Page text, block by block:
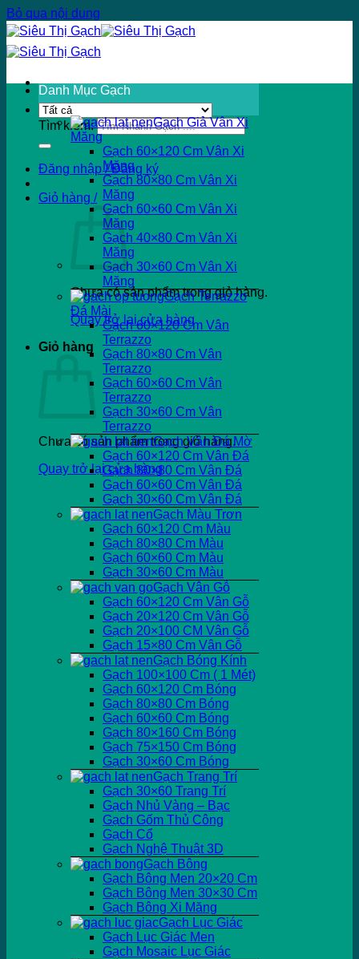
Bỏ qua nội dung
Tìm kiếm:
Đăng nhập / Đăng ký
Giỏ hàng /
Chưa có sản phẩm trong giỏ hàng.
Quay trở lại cửa hàng
Giỏ hàng
Chưa có sản phẩm trong giỏ hàng.
Quay trở lại cửa hàng
Danh Mục Gạch
Gạch Giả Vân Xi
Măng
Gạch 60×120 Cm Vân Xi
Măng
Gạch 80×80 Cm Vân Xi
Măng
Gạch 60×60 Cm Vân Xi
Măng
Gạch 40×80 Cm Vân Xi
Măng
Gạch 30×60 Cm Vân Xi
Măng
Gạch Terrazzo
Đá Mài
Gạch 60×120 Cm Vân
Terrazzo
Gạch 80×80 Cm Vân
Terrazzo
Gạch 60×60 Cm Vân
Terrazzo
Gạch 30×60 Cm Vân
Terrazzo
Gạch Vân Đá Mờ
Gạch 60×120 Cm Vân Đá
Gạch 80×80 Cm Vân Đá
Gạch 60×60 Cm Vân Đá
Gạch 30×60 Cm Vân Đá
Gạch Màu Trơn
Gạch 60×120 Cm Màu
Gạch 80×80 Cm Màu
Gạch 60×60 Cm Màu
Gạch 30×60 Cm Màu
Gạch Vân Gỗ
Gạch 60×120 Cm Vân Gỗ
Gạch 20×120 Cm Vân Gỗ
Gạch 20×100 CM Vân Gỗ
Gạch 15×80 Cm Vân Gỗ
Gạch Bóng Kính
Gạch 100×100 Cm ( 1 Mét)
Gạch 60×120 Cm Bóng
Gạch 80×80 Cm Bóng
Gạch 60×60 Cm Bóng
Gạch 80×160 Cm Bóng
Gạch 75×150 Cm Bóng
Gạch 30×60 Cm Bóng
Gạch Trang Trí
Gạch 30×60 Trang Trí
Gạch Nhủ Vàng – Bạc
Gạch Gốm Thủ Công
Gạch Cổ
Gạch Nghệ Thuật 3D
Gạch Bông
Gạch Bông Men 20×20 Cm
Gạch Bông Men 30×30 Cm
Gạch Bông Xi Măng
Gạch Lục Giác
Gạch Lục Giác Men
Gạch Mosaic Lục Giác